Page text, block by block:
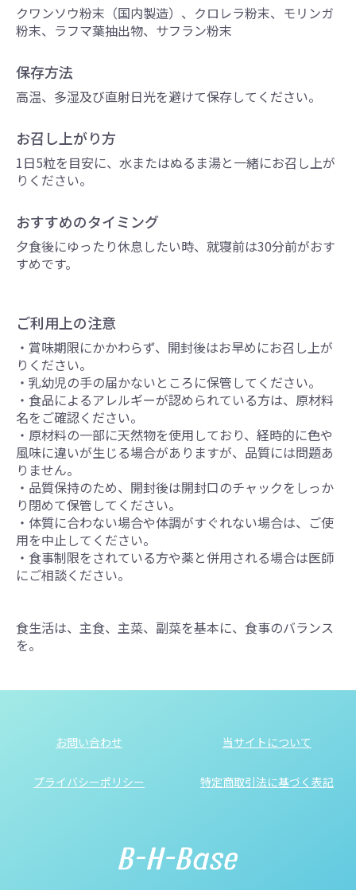
クワンソウ粉末（国内製造）、クロレラ粉末、モリンガ
粉末、ラフマ葉抽出物、サフラン粉末
保存方​​法
高温、多湿及び直射日光を避けて保存してください。
お召し上がり方
1日5粒を目安に、水またはぬるま湯と一緒にお召し上が
りください。
おすすめの​タイミング
夕食後にゆったり休息したい時、就寝前は30分前がおす
すめです。
ご利用上の注意
・賞味期限にかかわらず、開封後はお早めにお召し上が
りください。
・乳幼児の手の届かないところに保管してください。
・食品によるアレルギーが認められている方は、原材料
名をご確認ください。
・原材料の一部に天然物を使用しており、経時的に色や
風味に違いが生じる場合がありますが、品質には問題あ
りません。
・品質保持のため、開封後は開封口のチャックをしっか
り閉めて保管してください。
・体質に合わない場合や体調がすぐれない場合は、ご使
用を中止してください。
・食事制限をされている方や薬と併用される場合は医師
にご相談ください。
食生活は、主食、主菜、副菜を基本に、食事のバランス
を。
お問い合わせ 当サイトについて
プライバシーポリシー 特定商取引法に基づく表記